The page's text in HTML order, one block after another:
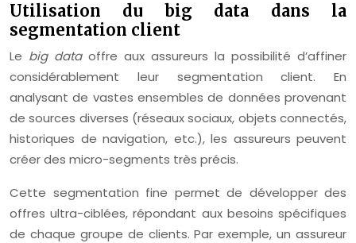
Utilisation du big data dans la
segmentation client
Le big data offre aux assureurs la possibilité d’affiner
considérablement leur segmentation client. En
analysant de vastes ensembles de données provenant
de sources diverses (réseaux sociaux, objets connectés,
historiques de navigation, etc.), les assureurs peuvent
créer des micro-segments très précis.
Cette segmentation fine permet de développer des
offres ultra-ciblées, répondant aux besoins spécifiques
de chaque groupe de clients. Par exemple, un assureur